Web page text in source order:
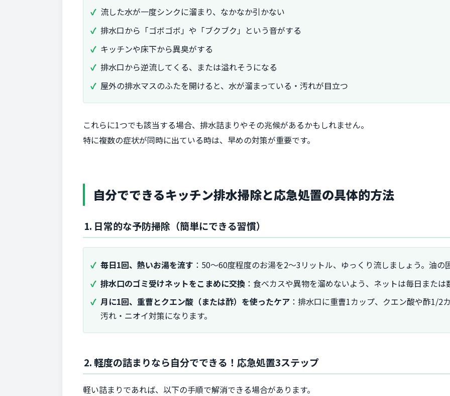
流した水が一度シンクに溜まり、なかなか引かない
排水口から「ゴボゴボ」や「ブクブク」という音がする
キッチンや床下から異臭がする
排水口から逆流してくる、または溢れそうになる
屋外の排水マスのふたを開けると、水が溜まっている・汚れが目立つ
これらに1つでも該当する場合、排水詰まりやその兆候があるかもしれません。
特に複数の症状が同時に出ている時は、早めの対策が重要です。
自分でできるキッチン排水掃除と応急処置の具体的方法
1. 日常的な予防掃除（簡単にできる習慣）
毎日1回、熱いお湯を流す ：50〜60度程度のお湯を2〜3リットル、ゆっくり流しましょう。油の
排水口のゴミ受けネットをこまめに交換 ：食べカスや異物を溜めないよう、ネットは毎日また
月に1回、重曹とクエン酸（または酢）を使ったケア ：排水口に重曹1カップ、クエン酸や酢1/2
汚れ・ニオイ対策になります。
2. 軽度の詰まりなら自分でできる！応急処置3ステップ
軽い詰まりであれば、以下の手順で解消できる場合があります。